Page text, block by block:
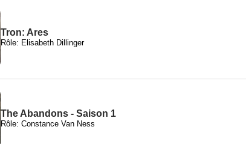
Tron: Ares
Rôle: Elisabeth Dillinger
The Abandons - Saison 1
Rôle: Constance Van Ness